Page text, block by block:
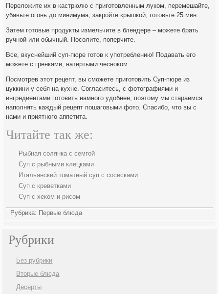
Переложите их в кастрюлю с приготовленным луком, перемешайте,
убавьте огонь до минимума, закройте крышкой, готовьте 25 мин.
Затем готовые продукты измельчите в блендере – можете брать
ручной или обычный. Посолите, поперчите.
Все, вкуснейший суп-пюре готов к употреблению! Подавать его
можете с гренками, натертыми чесноком.
Посмотрев этот рецепт, вы сможете приготовить Суп-пюре из
цуккини у себя на кухне. Согласитесь, с фотографиями и
ингредиентами готовить намного удобнее, поэтому мы стараемся
наполнять каждый рецепт пошаговыми фото. Спасибо, что вы с
нами и приятного аппетита.
Читайте так же:
Рыбная солянка с семгой
Суп с рыбными клецками
Итальянский томатный суп с сосисками
Суп с креветками
Суп с хеком и рисом
Рубрика: Первые блюда
Рубрики
Без рубрики
Вторые блюда
Десерты